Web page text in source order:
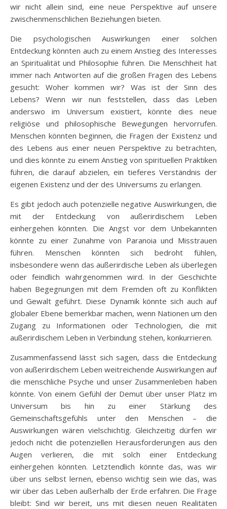
wir nicht allein sind, eine neue Perspektive auf unsere
zwischenmenschlichen Beziehungen bieten.
Die psychologischen Auswirkungen einer solchen
Entdeckung könnten auch zu einem Anstieg des Interesses
an Spiritualität und Philosophie führen. Die Menschheit hat
immer nach Antworten auf die großen Fragen des Lebens
gesucht: Woher kommen wir? Was ist der Sinn des
Lebens? Wenn wir nun feststellen, dass das Leben
anderswo im Universum existiert, könnte dies neue
religiöse und philosophische Bewegungen hervorrufen.
Menschen könnten beginnen, die Fragen der Existenz und
des Lebens aus einer neuen Perspektive zu betrachten,
und dies könnte zu einem Anstieg von spirituellen Praktiken
führen, die darauf abzielen, ein tieferes Verständnis der
eigenen Existenz und der des Universums zu erlangen.
Es gibt jedoch auch potenzielle negative Auswirkungen, die
mit der Entdeckung von außerirdischem Leben
einhergehen könnten. Die Angst vor dem Unbekannten
könnte zu einer Zunahme von Paranoia und Misstrauen
führen. Menschen könnten sich bedroht fühlen,
insbesondere wenn das außerirdische Leben als überlegen
oder feindlich wahrgenommen wird. In der Geschichte
haben Begegnungen mit dem Fremden oft zu Konflikten
und Gewalt geführt. Diese Dynamik könnte sich auch auf
globaler Ebene bemerkbar machen, wenn Nationen um den
Zugang zu Informationen oder Technologien, die mit
außerirdischem Leben in Verbindung stehen, konkurrieren.
Zusammenfassend lässt sich sagen, dass die Entdeckung
von außerirdischem Leben weitreichende Auswirkungen auf
die menschliche Psyche und unser Zusammenleben haben
könnte. Von einem Gefühl der Demut über unser Platz im
Universum bis hin zu einer Stärkung des
Gemeinschaftsgefühls unter den Menschen – die
Auswirkungen wären vielschichtig. Gleichzeitig dürfen wir
jedoch nicht die potenziellen Herausforderungen aus den
Augen verlieren, die mit solch einer Entdeckung
einhergehen könnten. Letztendlich könnte das, was wir
über uns selbst lernen, ebenso wichtig sein wie das, was
wir über das Leben außerhalb der Erde erfahren. Die Frage
bleibt: Sind wir bereit, uns mit diesen neuen Realitäten